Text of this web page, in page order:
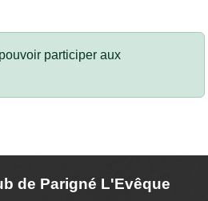
participer aux
de Parigné L'Evêque